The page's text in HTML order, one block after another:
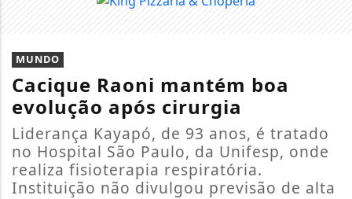
MUNDO
Cacique Raoni mantém boa
evolução após cirurgia
Liderança Kayapó, de 93 anos, é tratado
no Hospital São Paulo, da Unifesp, onde
realiza fisioterapia respiratória.
Instituição não divulgou previsão de alta